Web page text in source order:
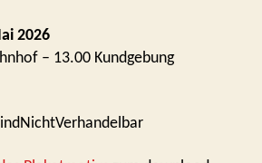
2026
– 13.00 Kundgebung